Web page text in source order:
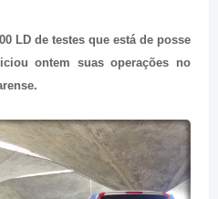
LD de testes que está de posse
ontem suas operações no